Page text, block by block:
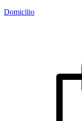
Domicilio